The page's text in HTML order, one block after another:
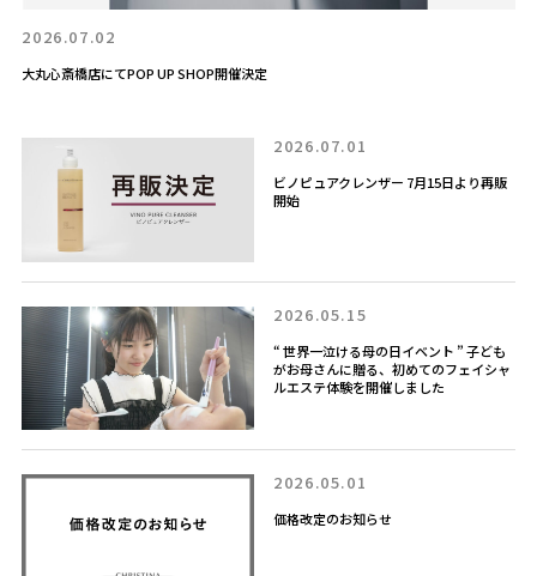
2026.07.02
大丸心斎橋店にてPOP UP SHOP開催決定
2026.07.01
ビノピュアクレンザー 7月15日より再販
開始
2026.05.15
“ 世界一泣ける母の日イベント ” 子ども
がお母さんに贈る、初めてのフェイシャ
ルエステ体験を開催しました
2026.05.01
価格改定のお知らせ